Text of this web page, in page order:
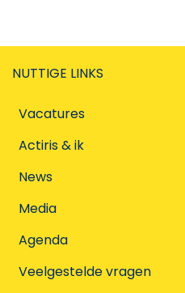
NUTTIGE LINKS
Vacatures
Actiris & ik
News
Media
Agenda
Veelgestelde vragen